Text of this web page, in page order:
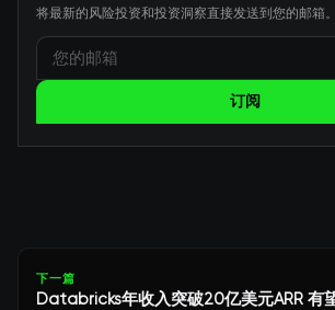
将最新的风险投资和投资洞察直接发送到您的邮箱。
订阅
下一篇
Databricks年收入突破20亿美元ARR 有